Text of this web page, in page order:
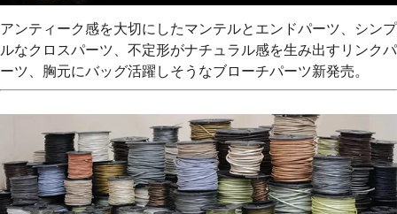
アンティーク感を大切にしたマンテルとエンドパーツ、シンプ
ルなクロスパーツ、不定形がナチュラル感を生み出すリンクパ
ーツ、胸元にバッグ活躍しそうなブローチパーツ新発売。